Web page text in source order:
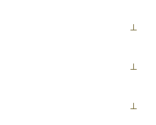
ーキングスペー
日更新）